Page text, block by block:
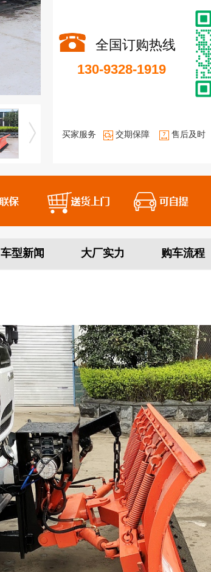
全国订购热线
130-9328-1919
买家服务 交期保障 售后及时
车型新闻 大厂实力 购车流程